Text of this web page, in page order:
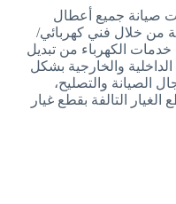
صيانة جميع أعطال
من خلال فني كهربائي/
خدمات الكهرباء من تبديل
والخارجية بشكل
الصيانة والتصليح،
التالفة بقطع غيار